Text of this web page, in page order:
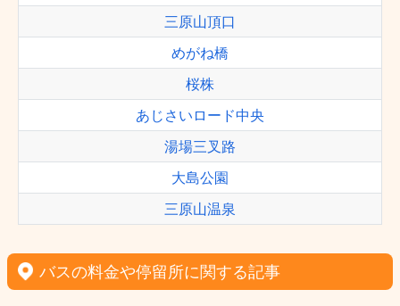
三原山頂口
めがね橋
桜株
あじさいロード中央
湯場三叉路
大島公園
三原山温泉
バスの料金や停留所に関する記事